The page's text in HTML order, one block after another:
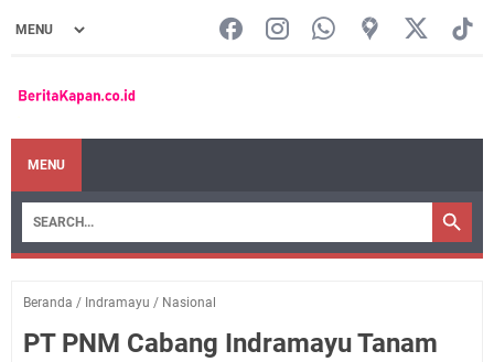
MENU
Beranda / Indramayu / Nasional
PT PNM Cabang Indramayu Tanam